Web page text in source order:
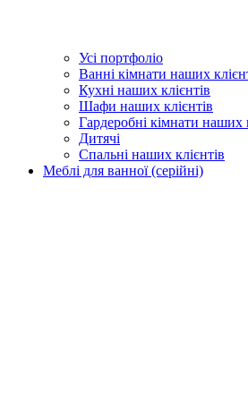
Усі портфоліо
Ванні кімнати наших
Кухні наших клієнтів
Шафи наших клієнтів
Гардеробні кімнати наших
Дитячі
Спальні наших клієнтів
Меблі для ванної (серійні)